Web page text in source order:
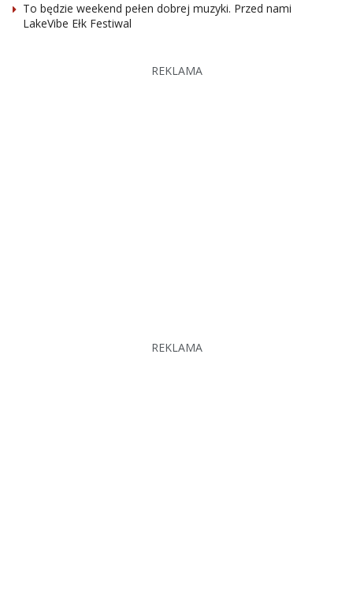
To będzie weekend pełen dobrej muzyki. Przed nami
LakeVibe Ełk Festiwal
REKLAMA
REKLAMA